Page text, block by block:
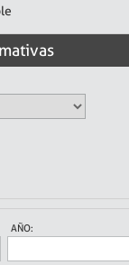
AÑO: